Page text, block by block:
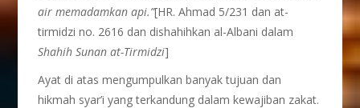
air memadamkan api.”[HR. Ahmad 5/231 dan at-
tirmidzi no. 2616 dan dishahihkan al-Albani dalam
Shahih Sunan at-Tirmidzi]
Ayat di atas mengumpulkan banyak tujuan dan
hikmah syar’i yang terkandung dalam kewajiban zakat.